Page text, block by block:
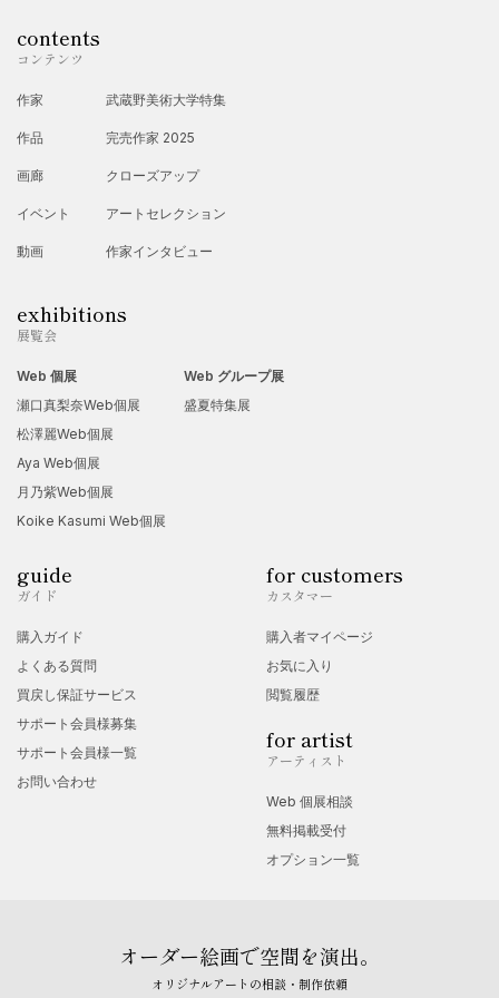
contents
コンテンツ
作家
作品
画廊
イベント
動画
武蔵野美術大学特集
完売作家 2025
クローズアップ
アートセレクション
作家インタビュー
exhibitions
展覧会
Web 個展
瀬口真梨奈Web個展
松澤麗Web個展
Aya Web個展
月乃紫Web個展
Koike Kasumi Web個展
Web グループ展
盛夏特集展
guide
ガイド
購入ガイド
よくある質問
買戻し保証サービス
サポート会員様募集
サポート会員様一覧
お問い合わせ
for customers
カスタマー
購入者マイページ
お気に入り
閲覧履歴
for artist
アーティスト
Web 個展相談
無料掲載受付
オプション一覧
オーダー絵画で空間を演出。
オリジナルアートの相談・制作依頼